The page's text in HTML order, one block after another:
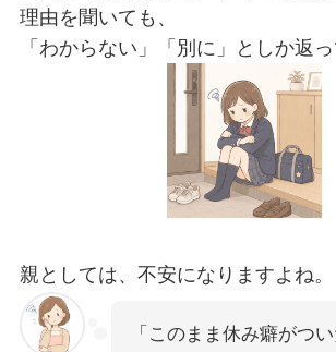
理由を聞いても、
「わからない」「別に」としか返っ
親としては、不安になりますよね。
「このまま休み癖がつ